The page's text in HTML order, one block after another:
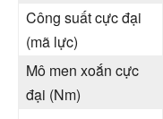
Công suất cực đại
(mã lực)
Mô men xoắn cực
đại (Nm)